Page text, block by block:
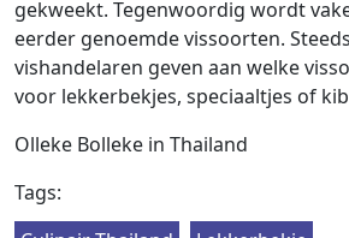
gekweekt. Tegenwoordig wordt
eerder genoemde vissoorten.
vishandelaren geven aan welke
voor lekkerbekjes, speciaaltjes of
Olleke Bolleke in Thailand
Tags: